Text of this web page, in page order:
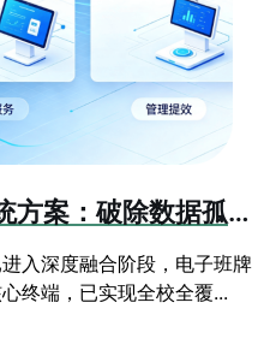
电子班牌对接教务系统方案：破除数据孤岛，赋能智慧校园精细化管理
入深度融合阶段，电子班牌
终端，已实现全校全覆...